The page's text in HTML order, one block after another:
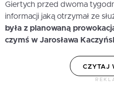
Giertych przed dwoma
informacji jaką otrzymał ze
była z planowaną
czymś w Jarosława
CZYTAJ